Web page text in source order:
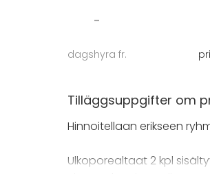
Pihapiiristä löytyy myös
auki joka päivä
päälle vaikkapa
Voitte halutessanne
-
dagshyra fr.
Tilläggsuppgifter om
Hinnoitellaan erikseen
Ulkoporealtaat 2 kpl